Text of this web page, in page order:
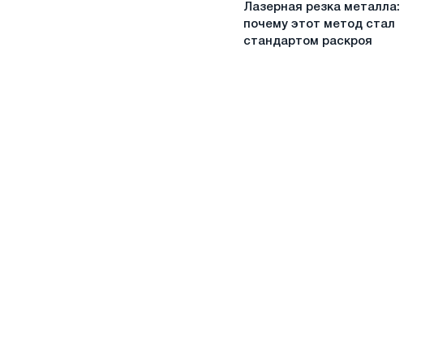
резка
металла:
почему
Лазерная резка металла:
почему этот метод стал
стандартом раскроя